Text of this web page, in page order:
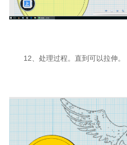
12、处理过程。直到可以拉伸。